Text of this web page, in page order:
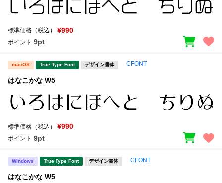
標準価格（税込） ¥990
ポイント 9pt
macOS True Type Font デザイン書体 CFONT
はなこかな W5
標準価格（税込） ¥990
ポイント 9pt
Windows True Type Font デザイン書体 CFONT
はなこかな W5